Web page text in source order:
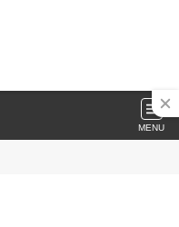
MENU